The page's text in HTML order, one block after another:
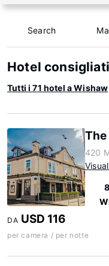
Search
Hotel
Tutti i 71 hotel a Wishaw
The
420
DA USD 116
per camera / per notte